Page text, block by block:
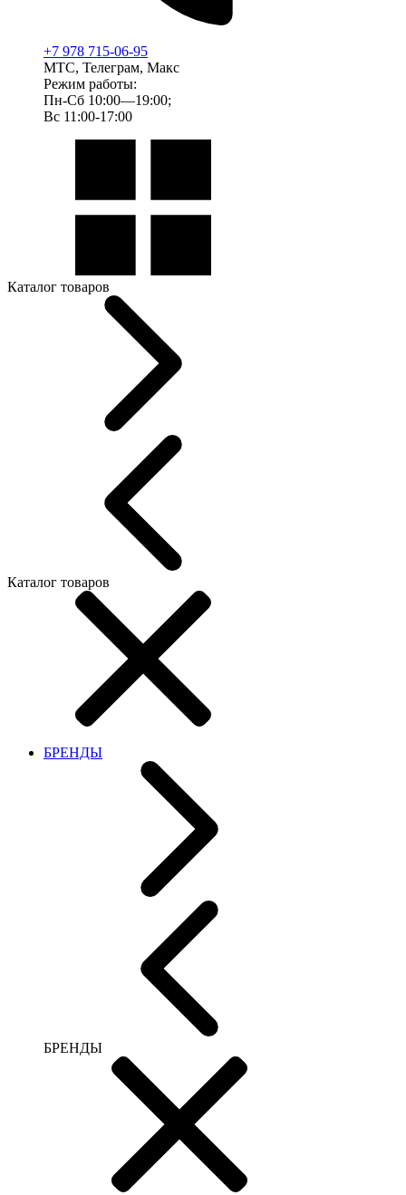
+7 978 715-06-95
МТС, Телеграм, Макс
Режим работы:
Пн-Сб 10:00—19:00;
Вс 11:00-17:00
Каталог товаров
Каталог товаров
БРЕНДЫ
БРЕНДЫ